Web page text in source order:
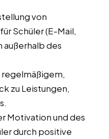
von
Schüler (E-Mail,
außerhalb des
zu Leistungen,
Motivation und des
durch positive